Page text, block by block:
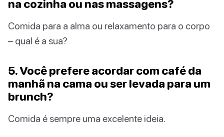
na cozinha ou nas massagens?
Comida para a alma ou relaxamento para o corpo
– qual é a sua?
5. Você prefere acordar com café da
manhã na cama ou ser levada para um
brunch?
Comida é sempre uma excelente ideia.